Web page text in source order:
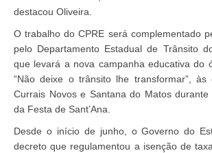
destacou Oliveira.
O trabalho do CPRE será complementado
pelo Departamento Estadual de Trânsito
que levará a nova campanha educativa do
“Não deixe o trânsito lhe transformar”, às
Currais Novos e Santana do Matos durante
da Festa de Sant’Ana.
Desde o início de junho, o Governo do
decreto que regulamentou a isenção de